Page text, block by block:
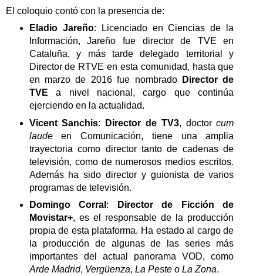
El coloquio contó con la presencia de:
Eladio Jareño: Licenciado en Ciencias de la
Información, Jareño fue director de TVE en
Cataluña, y más tarde delegado territorial y
Director de RTVE en esta comunidad, hasta que
en marzo de 2016 fue nombrado
Director de
TVE a nivel nacional, cargo que continúa
ejerciendo en la actualidad.
Vicent Sanchis: Director de TV3, doctorcum
laudeen Comunicación, tiene una amplia
trayectoria como director tanto de cadenas de
televisión, como de numerosos medios escritos.
Además ha sido director y guionista de varios
programas de televisión.
Domingo Corral :
Director de Ficción de
Movistar+, es el responsable de la producción
propia de esta plataforma. Ha estado al cargo de
la producción de algunas de las series más
importantes del actual panorama VOD, como
Arde Madrid, Vergüenza, La Pesteo La Zona.